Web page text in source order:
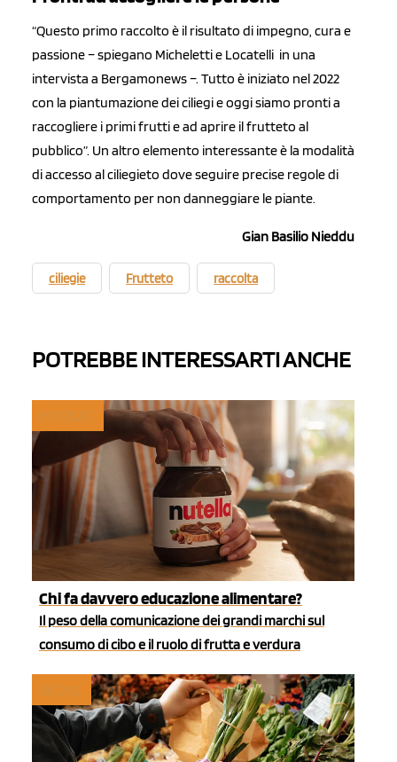
“Questo primo raccolto è il risultato di impegno, cura e
passione – spiegano Micheletti e Locatelli in una
intervista a Bergamonews –. Tutto è iniziato nel 2022
con la piantumazione dei ciliegi e oggi siamo pronti a
raccogliere i primi frutti e ad aprire il frutteto al
pubblico”. Un altro elemento interessante è la modalità
di accesso al ciliegieto dove seguire precise regole di
comportamento per non danneggiare le piante.
Gian Basilio Nieddu
ciliegie Frutteto raccolta
POTREBBE INTERESSARTI ANCHE
Chi fa davvero educazione alimentare?
Il peso della comunicazione dei grandi marchi sul
consumo di cibo e il ruolo di frutta e verdura